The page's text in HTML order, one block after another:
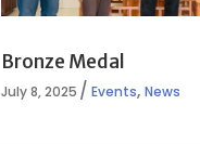
Bronze Medal
July 8, 2025 Events,News